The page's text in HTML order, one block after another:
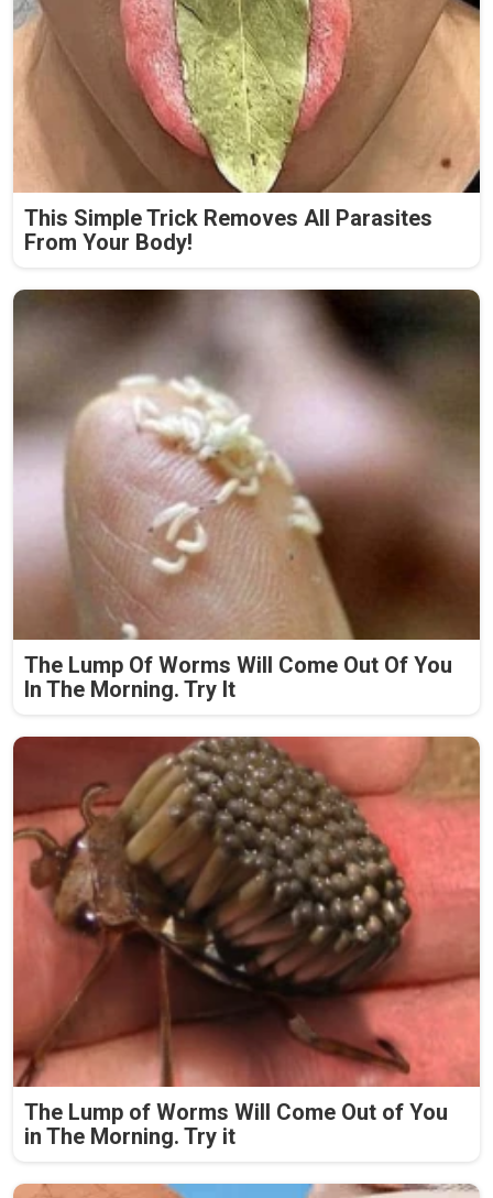
This Simple Trick Removes All Parasites
From Your Body!
The Lump Of Worms Will Come Out Of You
In The Morning. Try It
The Lump of Worms Will Come Out of You
in The Morning. Try it